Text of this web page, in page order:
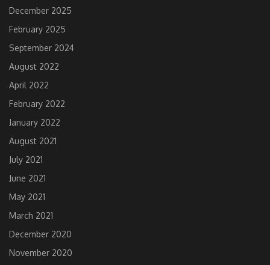
December 2025
February 2025
September 2024
August 2022
April 2022
February 2022
January 2022
August 2021
July 2021
June 2021
May 2021
March 2021
December 2020
November 2020